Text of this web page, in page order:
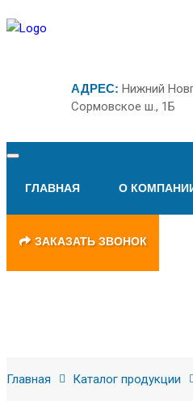
АДРЕС: Нижний
Сормовское ш., 1Б
ГЛАВНАЯ О
ЗАКАЗАТЬ ЗВОНОК
Главная Каталог продукции